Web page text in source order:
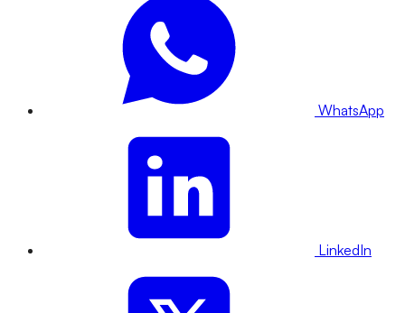
WhatsApp
LinkedIn